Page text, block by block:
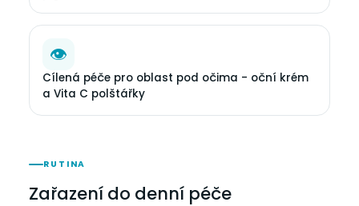
👁
Cílená péče pro oblast pod očima - oční krém
a Vita C polštářky
RUTINA
Zařazení do denní péče